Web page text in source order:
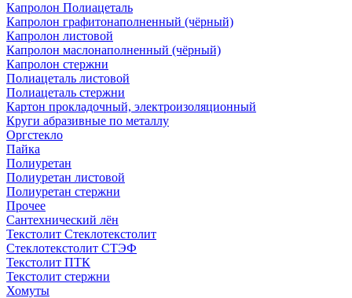
Капролон Полиацеталь
Капролон графитонаполненный (чёрный)
Капролон листовой
Капролон маслонаполненный (чёрный)
Капролон стержни
Полиацеталь листовой
Полиацеталь стержни
Картон прокладочный, электроизоляционный
Круги абразивные по металлу
Оргстекло
Пайка
Полиуретан
Полиуретан листовой
Полиуретан стержни
Прочее
Сантехнический лён
Текстолит Стеклотекстолит
Стеклотекстолит СТЭФ
Текстолит ПТК
Текстолит стержни
Хомуты